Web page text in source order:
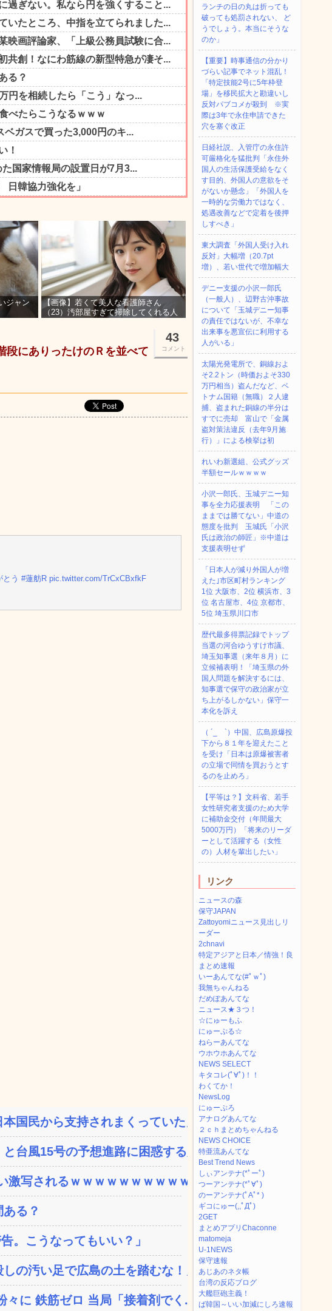
ジャン
【画像】若くて美人な看護師さん
（23）汚部屋すぎて掃除してくれる人
43
コメント
段にありったけのＲを並べて
とう #蓮舫R pic.twitter.com/TrCxCBxfkF
国民から支持されまくっていた」と...
と台風15号の予想進路に困惑する人...
激写されるｗｗｗｗｗｗｗｗｗｗ...
る？
。こうなってもいい？」
の汚い足で広島の土を踏むな！」→...
々に 鉄筋ゼロ 当局「接着剤でく...
ランチの日の丸は折っても
破っても処罰されない、 ど
うでしょう。本当にそうな
のか」
【重要】時事通信の分かり
づらい記事でネット混乱！
「特定技能2号に5年枠登
場」を移民拡大と勘違いし
反対パブコメが殺到 ※実
際は3年で永住申請できた
穴を塞ぐ改正
日経社説、入管庁の永住許
可厳格化を猛批判「永住外
国人の生活保護受給をなく
す目的、外国人の意欲をそ
がないか懸念」「外国人を
一時的な労働力ではなく、
処遇改善などで定着を後押
しすべき」
東大調査「外国人受け入れ
反対」大幅増（20.7pt
増）、若い世代で増加幅大
デニー支援の小沢一郎氏
（一般人）、辺野古沖事故
について「玉城デニー知事
の責任ではないが、不幸な
出来事を悪宣伝に利用する
人がいる」
太陽光発電所で、銅線およ
そ2.2トン（時価およそ330
万円相当）盗んだなど、ベ
トナム国籍（無職）２人逮
捕、盗まれた銅線の半分は
すでに売却 富山で「金属
盗対策法違反（去年9月施
行）」による検挙は初
れいわ新選組、公式グッズ
半額セールｗｗｗｗ
小沢一郎氏、玉城デニー知
事を全力応援表明 「この
ままでは勝てない」中道の
態度を批判 玉城氏「小沢
氏は政治の師匠」※中道は
支援表明せず
「日本人が減り外国人が増
えた｣市区町村ランキング
1位 大阪市、2位 横浜市、3
位 名古屋市、4位 京都市、
5位 埼玉県川口市
歴代最多得票記録でトップ
当選の河合ゆうすけ市議、
埼玉知事選（来年８月）に
立候補表明！「埼玉県の外
国人問題を解決するには、
知事選で保守の政治家が立
ち上がるしかない」保守一
本化を訴え
（ ´_ゝ`）中国、広島原爆投
下から８１年を迎えたこと
を受け「日本は原爆被害者
の立場で同情を買おうとす
るのを止めろ」
【平等は？】文科省、若手
女性研究者支援のため大学
に補助金交付（年間最大
5000万円）「将来のリーダ
ーとして活躍する（女性
の）人材を輩出したい」
リンク
ニュースの森
保守JAPAN
Zattoyomiニュース見出しリ
ーダー
2chnavi
特定アジアと日本／情強！良
まとめ速報
いーあんてな(#ﾟｗﾟ)
我無ちゃんねる
だめぽあんてな
ニュース★３つ！
☆にゅーもふ
にゅーぷる☆
ねらーあんてな
ウホウホあんてな
NEWS SELECT
キタコレ(ﾟ∀ﾟ)！！
わくてか！
NewsLog
にゅーぷろ
アナログあんてな
２ｃｈまとめちゃんねる
NEWS CHOICE
特亜流あんてな
Best Trend News
しぃアンテナ(*ﾟーﾟ)
つーアンテナ(*ﾟ∀ﾟ)
のーアンテナ(ﾟAﾟ* )
ギコにゅー(,,ﾟДﾟ)
2GET
まとめアプリChaconne
matomeja
U-1NEWS
保守速報
あじあのネタ帳
台湾の反応ブログ
大艦巨砲主義！
ば韓国～いい加減にしろ速報